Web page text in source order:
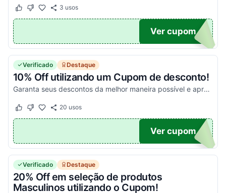
Este cupom funcionou
Este cupom não funcionou
3 usos
15
Ver cupom
Verificado Destaque
10% Off utilizando um Cupom de desconto!
Garanta seus descontos da melhor maneira possível e aproveite para economizar!
Este cupom funcionou
Este cupom não funcionou
20 usos
10
Ver cupom
Verificado Destaque
20% Off em seleção de produtos
Masculinos utilizando o Cupom!